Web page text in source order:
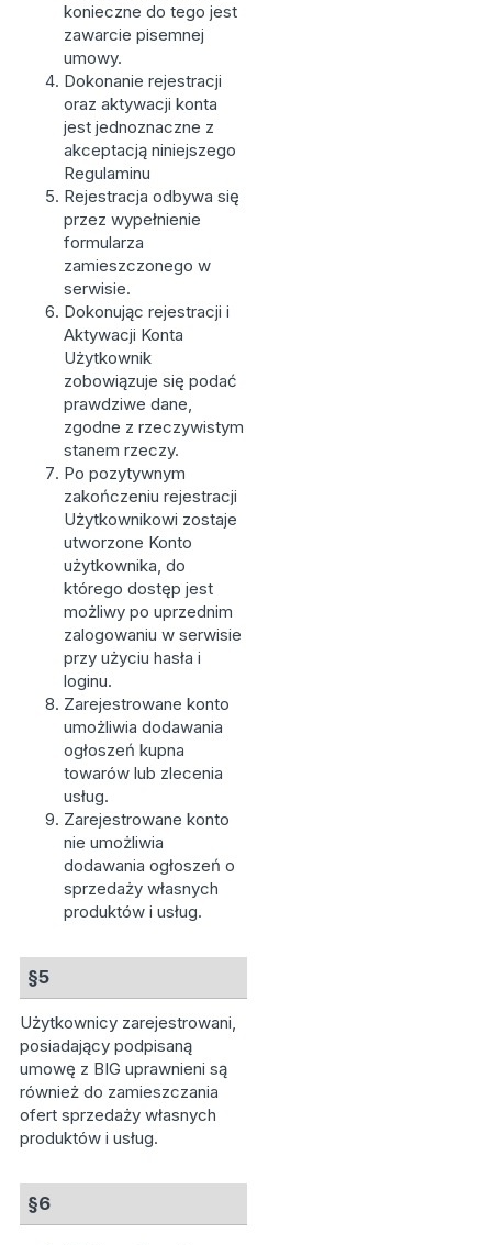
konieczne do tego jest
zawarcie pisemnej
umowy.
Dokonanie rejestracji
oraz aktywacji konta
jest jednoznaczne z
akceptacją niniejszego
Regulaminu
Rejestracja odbywa się
przez wypełnienie
formularza
zamieszczonego w
serwisie.
Dokonując rejestracji i
Aktywacji Konta
Użytkownik
zobowiązuje się podać
prawdziwe dane,
zgodne z rzeczywistym
stanem rzeczy.
Po pozytywnym
zakończeniu rejestracji
Użytkownikowi zostaje
utworzone Konto
użytkownika, do
którego dostęp jest
możliwy po uprzednim
zalogowaniu w serwisie
przy użyciu hasła i
loginu.
Zarejestrowane konto
umożliwia dodawania
ogłoszeń kupna
towarów lub zlecenia
usług.
Zarejestrowane konto
nie umożliwia
dodawania ogłoszeń o
sprzedaży własnych
produktów i usług.
§5
Użytkownicy zarejestrowani,
posiadający podpisaną
umowę z BIG uprawnieni są
również do zamieszczania
ofert sprzedaży własnych
produktów i usług.
§6